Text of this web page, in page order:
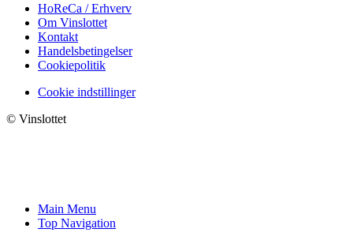
HoReCa / Erhverv
Om Vinslottet
Kontakt
Handelsbetingelser
Cookiepolitik
Cookie indstillinger
© Vinslottet
Main Menu
Top Navigation